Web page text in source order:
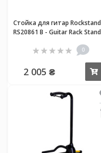
Стойка для гитар Rockstand
RS20861 B - Guitar Rack Stand
0
2 005 ₴